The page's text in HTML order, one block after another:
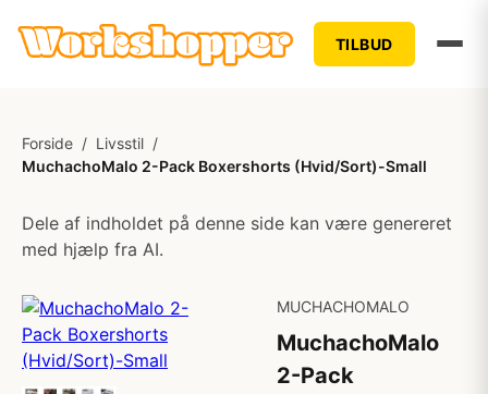
TILBUD
Forside / Livsstil /
MuchachoMalo 2-Pack Boxershorts (Hvid/Sort)-Small
Dele af indholdet på denne side kan være genereret
med hjælp fra AI.
MUCHACHOMALO
MuchachoMalo
2-Pack